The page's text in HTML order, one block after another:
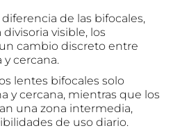
de las bifocales,
visible, los
cambio discreto entre
cercana.
lentes bifocales solo
y cercana, mientras que los
una zona intermedia,
de uso diario.